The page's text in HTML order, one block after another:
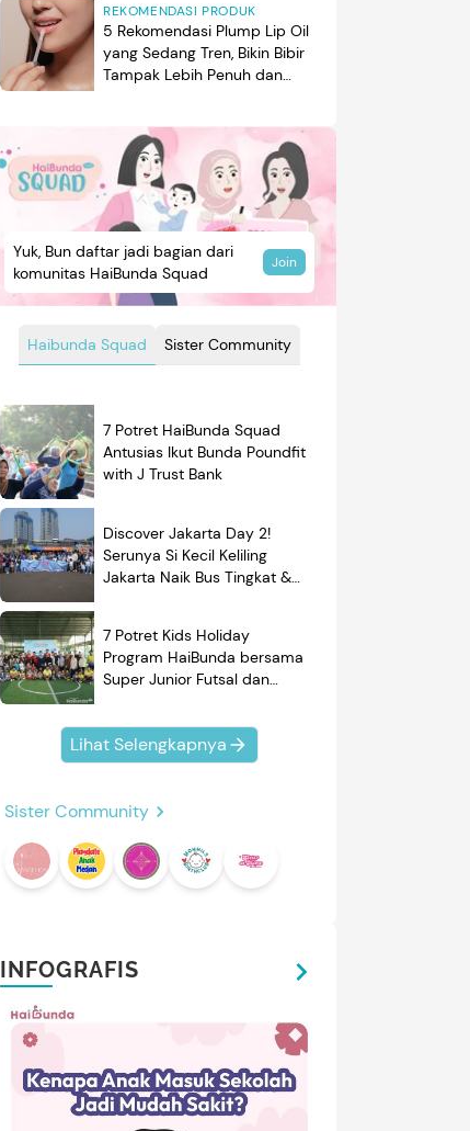
REKOMENDASI PRODUK
5 Rekomendasi Plump Lip Oil
yang Sedang Tren, Bikin Bibir
Tampak Lebih Penuh dan
Haibunda Squad Sister Community
Yuk, Bun daftar jadi bagian dari
komunitas HaiBunda Squad
Join
7 Potret HaiBunda Squad
Antusias Ikut Bunda Poundfit
with J Trust Bank
Discover Jakarta Day 2!
Serunya Si Kecil Keliling
Jakarta Naik Bus Tingkat &
7 Potret Kids Holiday
Program HaiBunda bersama
Super Junior Futsal dan
Kompak Banget!
Lihat Selengkapnya
Sister Community
INFOGRAFIS